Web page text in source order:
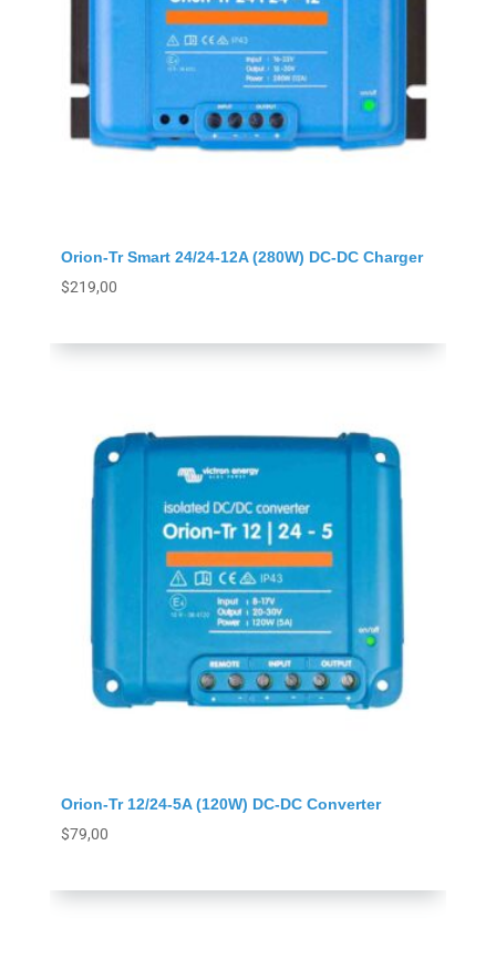
Orion-Tr Smart 24/24-12A (280W) DC-DC Charger
$219,00
Orion-Tr 12/24-5A (120W) DC-DC Converter
$79,00